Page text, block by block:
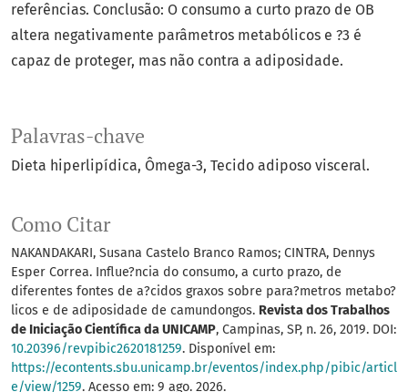
Palavras-chave
Dieta hiperlipídica Ômega-3 Tecido adiposo visceral.
Como Citar
NAKANDAKARI, Susana Castelo Branco Ramos; CINTRA, Dennys
Esper Correa. Influe?ncia do consumo, a curto prazo, de
diferentes fontes de a?cidos graxos sobre para?metros metabo?
licos e de adiposidade de camundongos. Revista dos Trabalhos
de Iniciação Científica da UNICAMP, Campinas, SP, n. 26, 2019. DOI:
10.20396/revpibic2620181259. Disponível em:
https://econtents.sbu.unicamp.br/eventos/index.php/pibic/articl
e/view/1259. Acesso em: 9 ago. 2026.
referências. Conclusão: O consumo a curto prazo de OB
altera negativamente parâmetros metabólicos e ?3 é
capaz de proteger, mas não contra a adiposidade.